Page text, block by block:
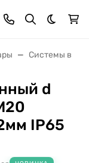
Темная
Системы
d
IP65